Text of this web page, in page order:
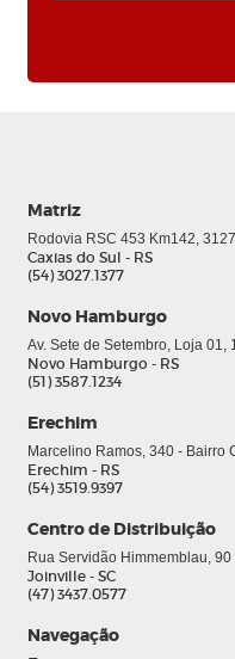
Matriz
Rodovia RSC 453 Km142,
Caxias do Sul - RS
(54) 3027.1377
Novo Hamburgo
Av. Sete de Setembro, Loja 01,
Novo Hamburgo - RS
(51) 3587.1234
Erechim
Marcelino Ramos, 340 - Bairro
Erechim - RS
(54) 3519.9397
Centro de Distribuição
Rua Servidão Himmemblau,
Joinville - SC
(47) 3437.0577
Navegação